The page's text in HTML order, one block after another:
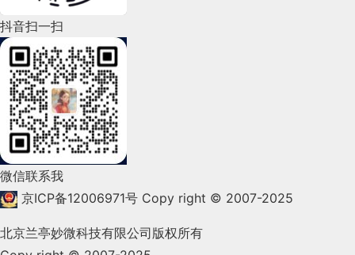
2022年4月(86)
2022年3月(119)
2022年2月(53)
2022年1月(99)
2021年12月(105)
抖音扫一扫
微信联系我
京ICP备12006971号 Copy right © 2007-2025
北京兰亭妙微科技有限公司版权所有